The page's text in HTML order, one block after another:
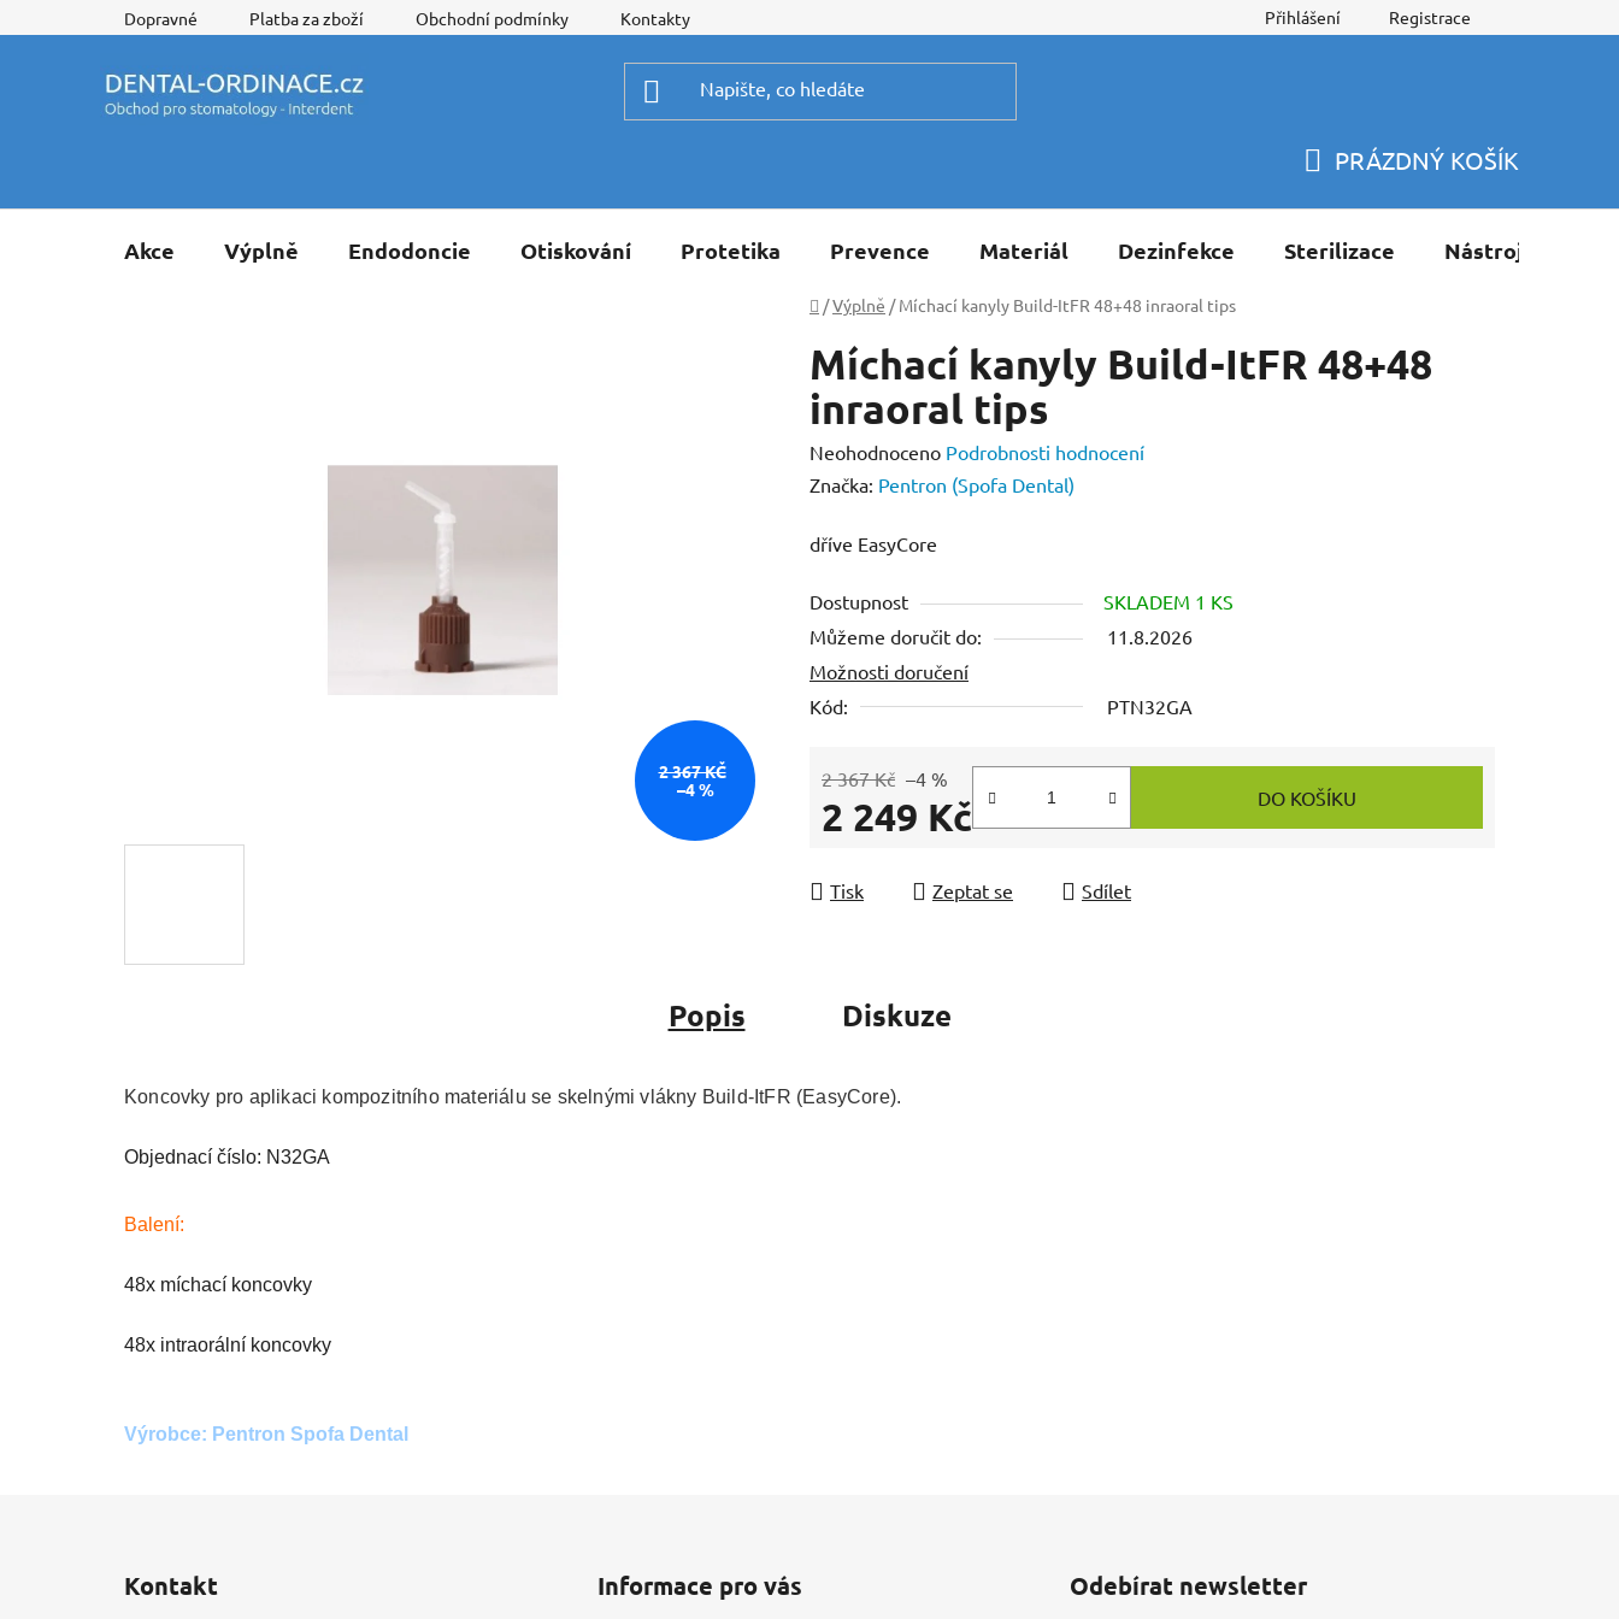
na
Dopravné Platba za zboží Obchodní podmínky Kontakty Přihlášení Registrace
KOŠÍK
PRÁZDNÝ KOŠÍK
Akce Výplně Endodoncie Otiskování Protetika Prevence Materiál Dezinfekce Sterilizace Nástroje
Domů
/Výplně / Míchací kanyly Build-ItFR 48+48 inraoral tips
Míchací kanyly Build-ItFR 48+48
inraoral tips
Průměrné
hodnocení
je
z
5
hvězdiček.
Neohodnoceno Podrobnosti hodnocení
Značka: Pentron (Spofa Dental)
dříve EasyCore
Dostupnost
SKLADEM 1 KS
Můžeme doručit do:
11.8.2026
Možnosti doručení
Kód:
PTN32GA
2 367 Kč –4 %
2 249 Kč DO KOŠÍKU
Tisk Zeptat se Sdílet
2 367 KČ
–4 %
Popis Diskuze
Koncovky pro aplikaci kompozitního materiálu se skelnými vlákny Build-ItFR (EasyCore).
Objednací číslo: N32GA
Balení:
48x míchací koncovky
48x intraorální koncovky
Výrobce: Pentron Spofa Dental
Kontakt Informace pro vás Odebírat newsletter